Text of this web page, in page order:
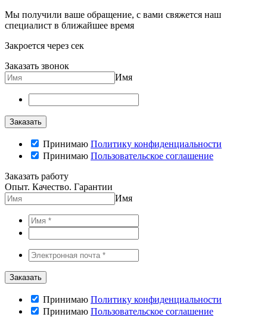
Мы получили ваше обращение, с вами свяжется наш
специалист в ближайшее время
Закроется через сек
Заказать звонок
Имя
Принимаю Политику конфиденциальности
Принимаю Пользовательское соглашение
Заказать работу
Опыт. Качество. Гарантии
Имя
Принимаю Политику конфиденциальности
Принимаю Пользовательское соглашение